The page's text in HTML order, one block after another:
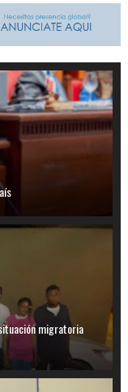
migratoria